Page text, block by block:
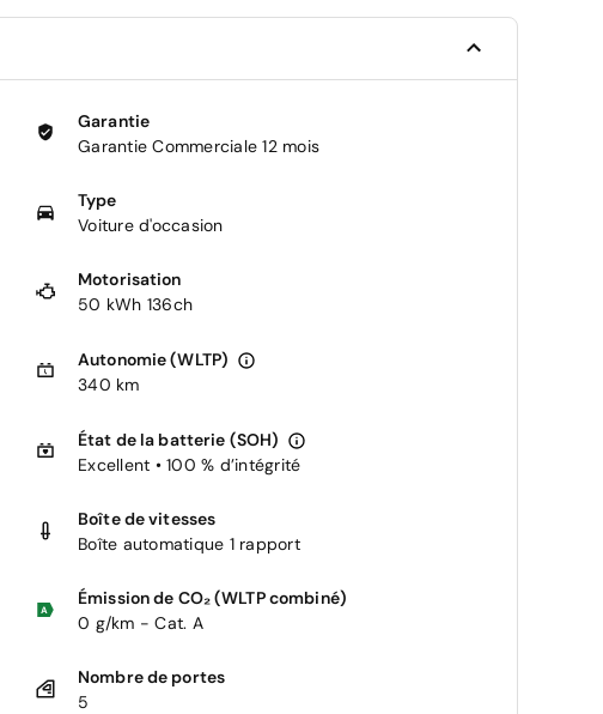
Garantie
Garantie Commerciale 12 mois
Type
Voiture d'occasion
Motorisation
50 kWh 136ch
Autonomie (WLTP)
340 km
État de la batterie (SOH)
Excellent • 100 % d’intégrité
Boîte de vitesses
Boîte automatique 1 rapport
Émission de CO₂ (WLTP combiné)
0 g/km - Cat. A
Nombre de portes
5